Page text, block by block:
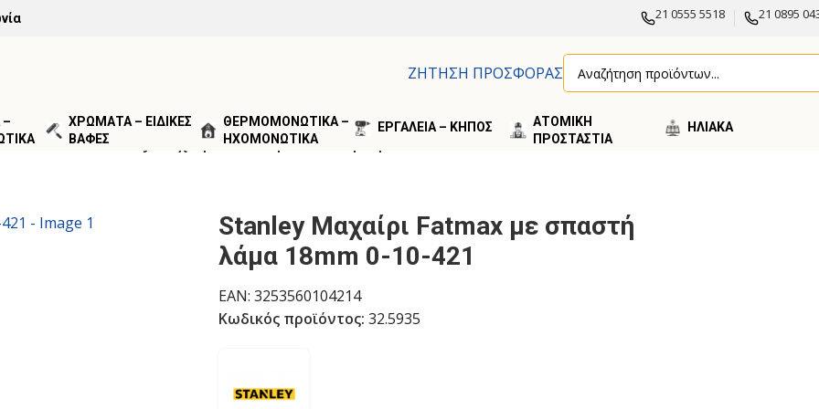
21 0555 5518 21 0895
ΖΗΤΗΣΗ ΠΡΟΣΦΟΡΑΣ
–
ΧΡΩΜΑΤΑ – ΕΙΔΙΚΕΣ
ΒΑΦΕΣ
ΘΕΡΜΟΜΟΝΩΤΙΚΑ –
ΗΧΟΜΟΝΩΤΙΚΑ
ΕΡΓΑΛΕΙΑ – ΚΗΠΟΣ
ΑΤΟΜΙΚΗ
ΠΡΟΣΤΑΣΤΙΑ
ΗΛΙΑΚA
ΚΟΠΗΣ/Stanley Μαχαίρι Fatmax με σπαστή λάμα 18mm 0-10-421
Stanley Μαχαίρι Fatmax με σπαστή
λάμα 18mm 0-10-421
EAN: 3253560104214
Κωδικός προϊόντος: 32.5935